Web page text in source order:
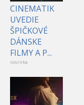
CINEMATIK
UVEDIE
ŠPIČKOVÉ
DÁNSKE
FILMY A P...
novinka